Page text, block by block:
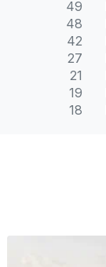
49
48
42
27
21
19
18